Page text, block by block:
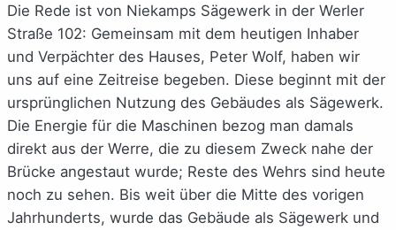
Die Rede ist von Niekamps Sägewerk in der Werler
Straße 102: Gemeinsam mit dem heutigen Inhaber
und Verpächter des Hauses, Peter Wolf, haben wir
uns auf eine Zeitreise begeben. Diese beginnt mit der
ursprünglichen Nutzung des Gebäudes als Sägewerk.
Die Energie für die Maschinen bezog man damals
direkt aus der Werre, die zu diesem Zweck nahe der
Brücke angestaut wurde; Reste des Wehrs sind heute
noch zu sehen. Bis weit über die Mitte des vorigen
Jahrhunderts, wurde das Gebäude als Sägewerk und